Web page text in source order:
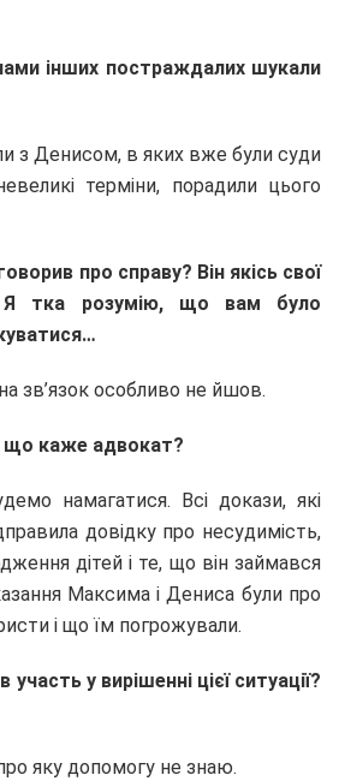
інших постраждалих шукали
з Денисом, в яких вже були суди
терміни, порадили цього
про справу? Він якісь свої
Я тка розумію, що вам було
зв’язок особливо не йшов.
що каже адвокат?
намагатися. Всі докази, які
довідку про несудимість,
дітей і те, що він займався
Максима і Дениса були про
і що їм погрожували.
у вирішенні цієї ситуації?
яку допомогу не знаю.